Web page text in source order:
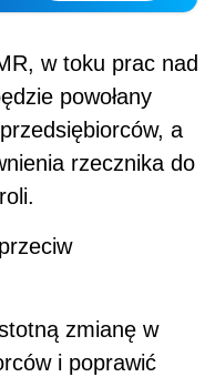
w toku prac nad
powołany
a
rzecznika do
zmianę w
i poprawić